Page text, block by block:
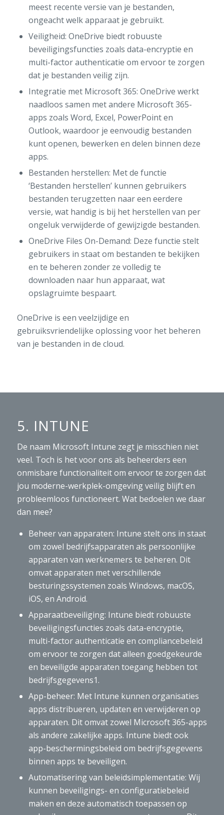
meest recente versie van je bestanden,
ongeacht welk apparaat je gebruikt.
Veiligheid: OneDrive biedt robuuste
beveiligingsfuncties zoals data-encryptie en
multi-factor authenticatie om ervoor te zorgen
dat je bestanden veilig zijn.
Integratie met Microsoft 365: OneDrive werkt
naadloos samen met andere Microsoft 365-
apps zoals Word, Excel, PowerPoint en
Outlook, waardoor je eenvoudig bestanden
kunt openen, bewerken en delen binnen deze
apps.
Bestanden herstellen: Met de functie
‘Bestanden herstellen’ kunnen gebruikers
bestanden terugzetten naar een eerdere
versie, wat handig is bij het herstellen van per
ongeluk verwijderde of gewijzigde bestanden.
OneDrive Files On-Demand: Deze functie stelt
gebruikers in staat om bestanden te bekijken
en te beheren zonder ze volledig te
downloaden naar hun apparaat, wat
opslagruimte bespaart.
OneDrive is een veelzijdige en
gebruiksvriendelijke oplossing voor het beheren
van je bestanden in de cloud.
5. INTUNE
De naam Microsoft Intune zegt je misschien niet
veel. Toch is het voor ons als beheerders een
onmisbare functionaliteit om ervoor te zorgen dat
jou moderne-werkplek-omgeving veilig blijft en
probleemloos functioneert. Wat bedoelen we daar
dan mee?
Beheer van apparaten: Intune stelt ons in staat
om zowel bedrijfsapparaten als persoonlijke
apparaten van werknemers te beheren. Dit
omvat apparaten met verschillende
besturingssystemen zoals Windows, macOS,
iOS, en Android.
Apparaatbeveiliging: Intune biedt robuuste
beveiligingsfuncties zoals data-encryptie,
multi-factor authenticatie en compliancebeleid
om ervoor te zorgen dat alleen goedgekeurde
en beveiligde apparaten toegang hebben tot
bedrijfsgegevens1.
App-beheer: Met Intune kunnen organisaties
apps distribueren, updaten en verwijderen op
apparaten. Dit omvat zowel Microsoft 365-apps
als andere zakelijke apps. Intune biedt ook
app-beschermingsbeleid om bedrijfsgegevens
binnen apps te beveiligen.
Automatisering van beleidsimplementatie: Wij
kunnen beveiligings- en configuratiebeleid
maken en deze automatisch toepassen op